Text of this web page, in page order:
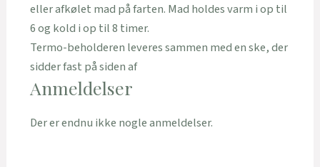
eller afkølet mad på farten. Mad holdes varm i op til
6 og kold i op til 8 timer.
Termo-beholderen leveres sammen med en ske, der
sidder fast på siden af
Anmeldelser
Der er endnu ikke nogle anmeldelser.